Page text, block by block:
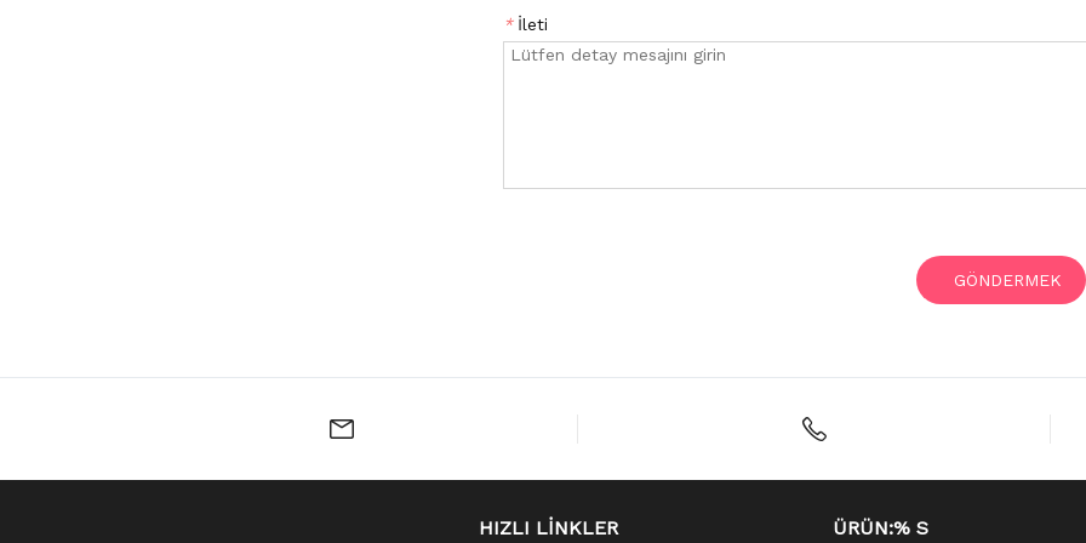
* İleti
GÖNDERMEK
HIZLI LINKLER ÜRÜN:% S